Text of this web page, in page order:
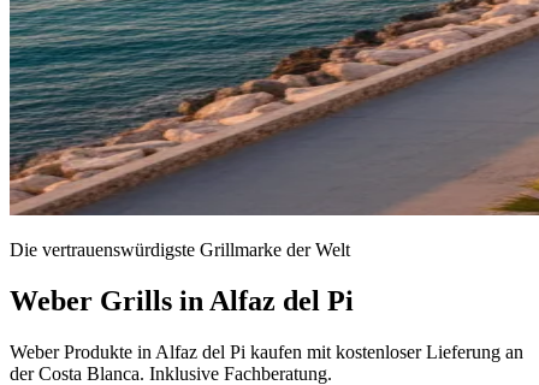
Die vertrauenswürdigste Grillmarke der Welt
Weber Grills in Alfaz del Pi
Weber Produkte in Alfaz del Pi kaufen mit kostenloser Lieferung an
der Costa Blanca. Inklusive Fachberatung.